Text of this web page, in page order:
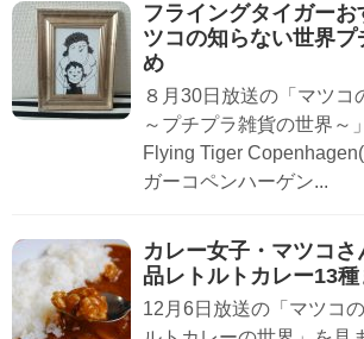
フライングタイガー
ツコの知らない世界プ
め
８月30日放送の「マツ
～プチプラ雑貨の世界～
Flying Tiger
ガーコペンハーゲン...
カレー女子・マツコ
品レトルトカレー13
12月6日放送の「マツコ